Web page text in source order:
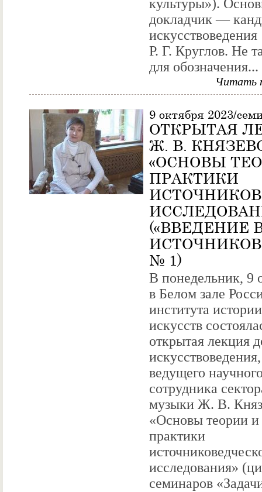
культуры»).
докладчик —
искусствоведения
Р. Г. Круглов. Не
для обозначения...
Читать
9 октября 2023/
ОТКРЫТАЯ
Ж. В.
«ОСНОВЫ
ПРАКТИКИ
(«ВВЕДЕНИЕ
№ 1)
В понедельник, 9
в Белом зале
института истории
искусств
открытая лекция
искусствоведения,
ведущего
сотрудника
музыки Ж. В.
«Основы теории и
практики
исследования»
семинаров